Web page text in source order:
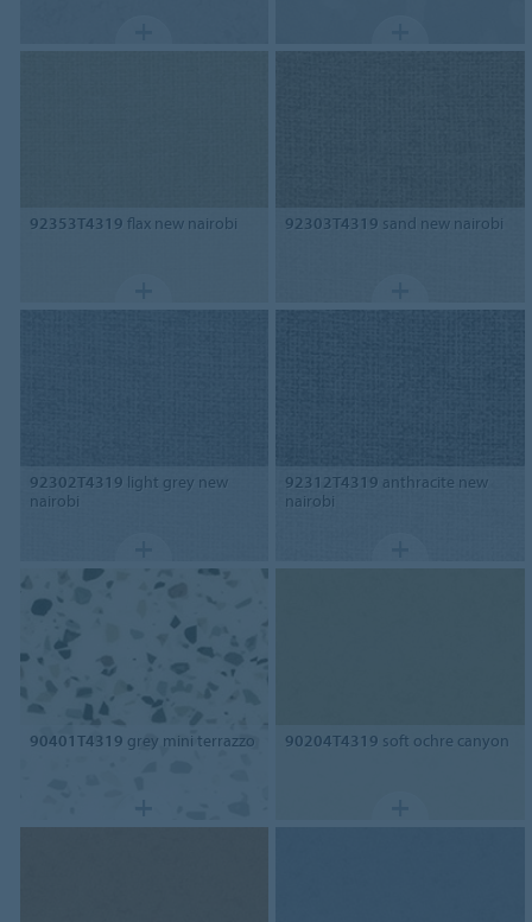
92353T4319 flax new nairobi 92303T4319 sand new nairobi
92302T4319 light grey new
nairobi
92312T4319 anthracite new
nairobi
90401T4319 grey mini terrazzo 90204T4319 soft ochre canyon